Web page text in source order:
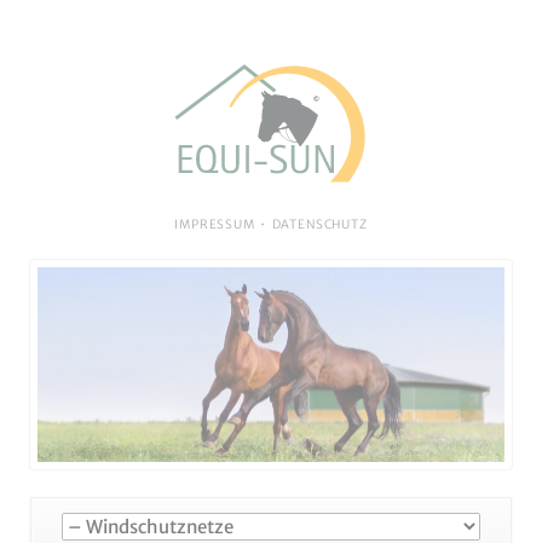
NAVIGATION
IMPRESSUM DATENSCHUTZ
Navigation